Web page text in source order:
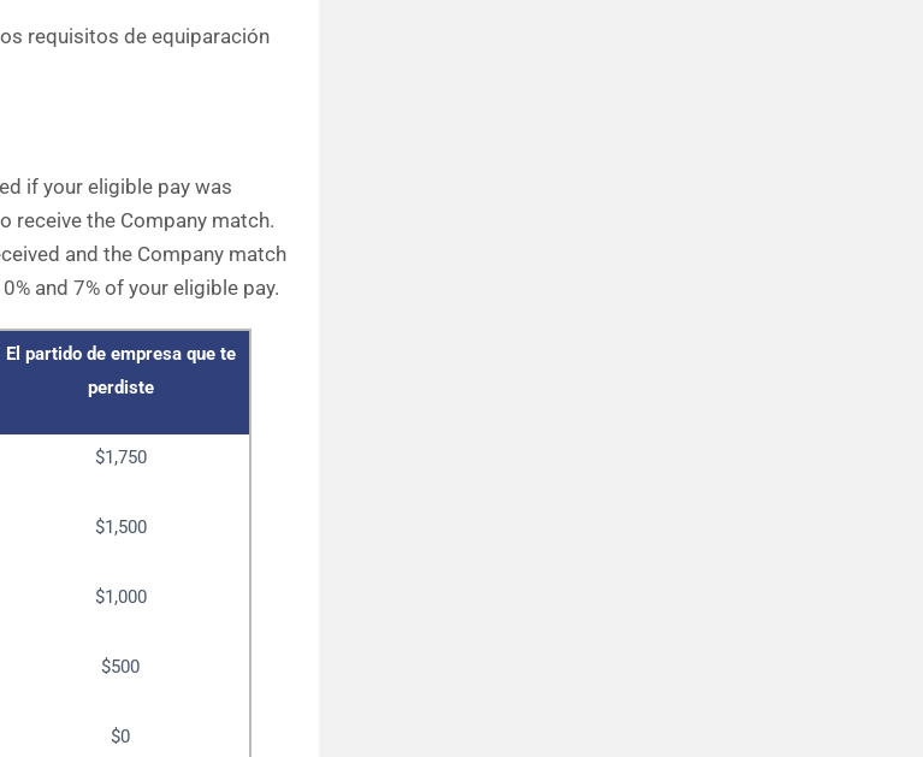
requisitos de equiparación
if your eligible pay was
receive the Company match.
and the Company match
and 7% of your eligible pay.
El partido de empresa que te
perdiste
$1,750
$1,500
$1,000
$500
$0